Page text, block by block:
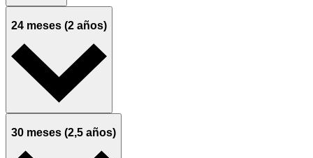
24 meses (2 años)
30 meses (2,5 años)